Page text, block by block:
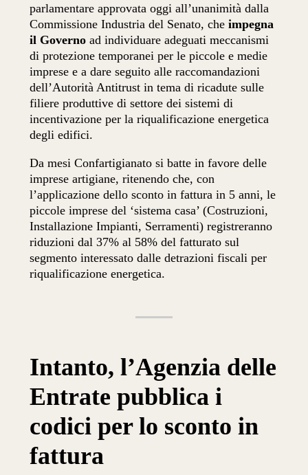
parlamentare approvata oggi all’unanimità dalla
Commissione Industria del Senato, cheimpegna
il Governo ad individuare adeguati meccanismi
di protezione temporanei per le piccole e medie
imprese e a dare seguito alle raccomandazioni
dell’Autorità Antitrust in tema di ricadute sulle
filiere produttive di settore dei sistemi di
incentivazione per la riqualificazione energetica
degli edifici.
Da mesi Confartigianato si batte in favore delle
imprese artigiane, ritenendo che, con
l’applicazione dello sconto in fattura in 5 anni, le
piccole imprese del ‘sistema casa’ (Costruzioni,
Installazione Impianti, Serramenti) registreranno
riduzioni dal 37% al 58% del fatturato sul
segmento interessato dalle detrazioni fiscali per
riqualificazione energetica.
Intanto, l’Agenzia delle
Entrate pubblica i
codici per lo sconto in
fattura